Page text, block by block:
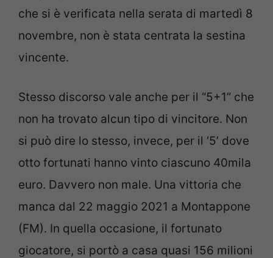
che si è verificata nella serata di martedì 8
novembre, non è stata centrata la sestina
vincente.
Stesso discorso vale anche per il “5+1” che
non ha trovato alcun tipo di vincitore. Non
si può dire lo stesso, invece, per il ‘5’ dove
otto fortunati hanno vinto ciascuno 40mila
euro. Davvero non male. Una vittoria che
manca dal 22 maggio 2021 a Montappone
(FM). In quella occasione, il fortunato
giocatore, si portò a casa quasi 156 milioni